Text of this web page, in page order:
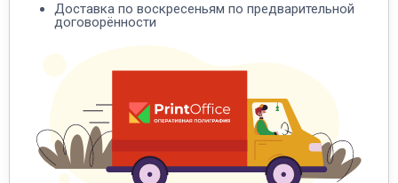
Доставка по воскресеньям по предварительной
договорённости